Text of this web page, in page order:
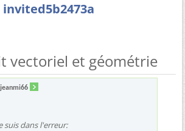
invited5b2473a
vectoriel et géométrie
jeanmi66
suis dans l'erreur: